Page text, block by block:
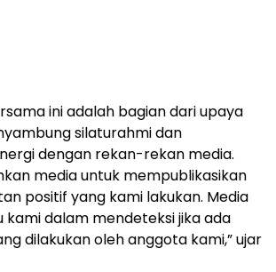
ini adalah bagian dari upaya
silaturahmi dan
dengan rekan-rekan media.
media untuk mempublikasikan
positif yang kami lakukan. Media
dalam mendeteksi jika ada
dilakukan oleh anggota kami,” ujar